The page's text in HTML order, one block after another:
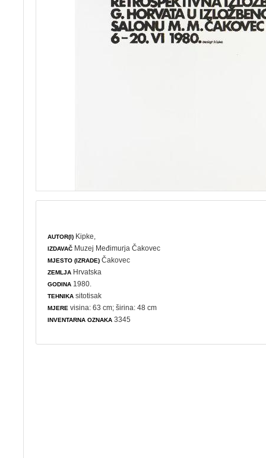
AUTOR(I) Kipke,
IZDAVAČ Muzej Međimurja Čakovec
MJESTO (IZRADE) Čakovec
ZEMLJA Hrvatska
GODINA 1980.
TEHNIKA sitotisak
MJERE visina: 63 cm; širina: 48 cm
INVENTARNA OZNAKA 3345